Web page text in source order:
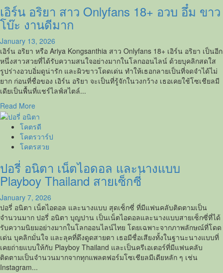
เอิร์น อริยา สาว Onlyfans 18+ อวบ อึ๋ม ขาว
โบ๊ะ งานดีมาก
January 13, 2026
เอิร์น อริยา หรือ Ariya Kongsanthia สาว Onlyfans 18+ เอิร์น อริยา เป็นอีก
หนึ่งสาวสวยที่ได้รับความสนใจอย่างมากในโลกออนไลน์ ด้วยบุคลิกสดใส
รูปร่างอวบอิ่มดูน่ารัก และผิวขาวโดดเด่น ทำให้เธอกลายเป็นที่จดจำได้ไม่
ยาก ก่อนที่ชื่อของ เอิร์น อริยา จะเป็นที่รู้จักในวงกว้าง เธอเคยใช้โซเชียลมี
เดียเป็นพื้นที่แชร์ไลฟ์สไตล์...
Read More
more
about
เอิร์น
อริ
สาว
Onlyfans
18+
อวบ
อึ๋ม
ขาว
โบ๊ะ
งาน
ดี
มาก
โคตรดี
โคตรวาร์ป
โคตรสวย
ปอรี่ อนิตา เน็ตไอดอล และนางแบบ
Playboy Thailand สายเซ็กซี่
January 7, 2026
ปอรี่ อนิตา เน็ตไอดอล และนางแบบ สุดเซ็กซี่ ที่มีแฟนคลับติดตามเป็น
จำนวนมาก ปอรี่ อนิตา บุญปาน เป็นเน็ตไอดอลและนางแบบสายเซ็กซี่ที่ได้
รับความนิยมอย่างมากในโลกออนไลน์ไทย โดยเฉพาะจากภาพลักษณ์ที่โดด
เด่น บุคลิกมั่นใจ และลุคที่ดึงดูดสายตา เธอมีชื่อเสียงทั้งในฐานะนางแบบที่
เคยถ่ายแบบให้กับ Playboy Thailand และเป็นครีเอเตอร์ที่มีแฟนคลับ
ติดตามเป็นจำนวนมากจากทุกแพลตฟอร์มโซเชียลมีเดียหลัก ๆ เช่น
Instagram...